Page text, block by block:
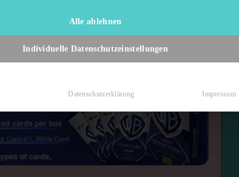
Alle ablehnen
Individuelle Datenschutzeinstellungen
Datenschutzerklärung Impressum